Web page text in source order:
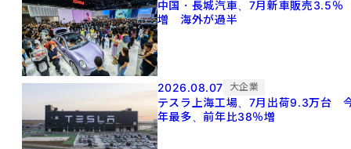
中国・長城汽車、7月新車販売3.5％
増 海外が過半
2026.08.07 大企業
テスラ上海工場、7月出荷9.3万台
年最多、前年比38％増